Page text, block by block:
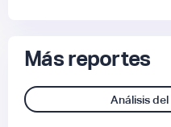
Más reportes
Análisis